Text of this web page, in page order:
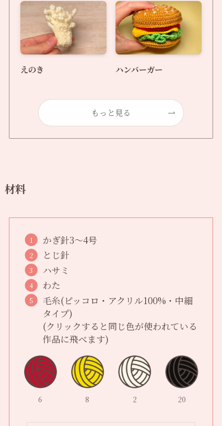
えのき ハンバーガー
もっと見る
材料
かぎ針3〜4号
とじ針
ハサミ
わた
毛糸(ピッコロ・アクリル100%・中細
タイプ)
(クリックすると同じ色が使われている
作品に飛べます)
6 8 2 20